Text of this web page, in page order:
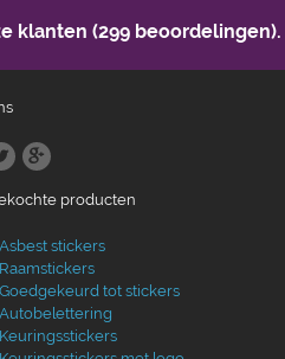
klanten (299 beoordelingen).
producten
Asbest stickers
Raamstickers
Goedgekeurd tot stickers
Autobelettering
Keuringsstickers